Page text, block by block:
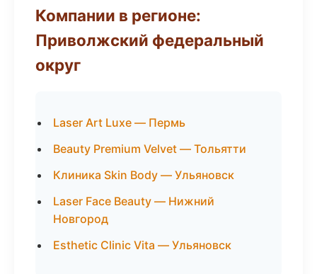
Компании в регионе:
Приволжский федеральный
округ
Laser Art Luxe — Пермь
Beauty Premium Velvet — Тольятти
Клиника Skin Body — Ульяновск
Laser Face Beauty — Нижний
Новгород
Esthetic Clinic Vita — Ульяновск